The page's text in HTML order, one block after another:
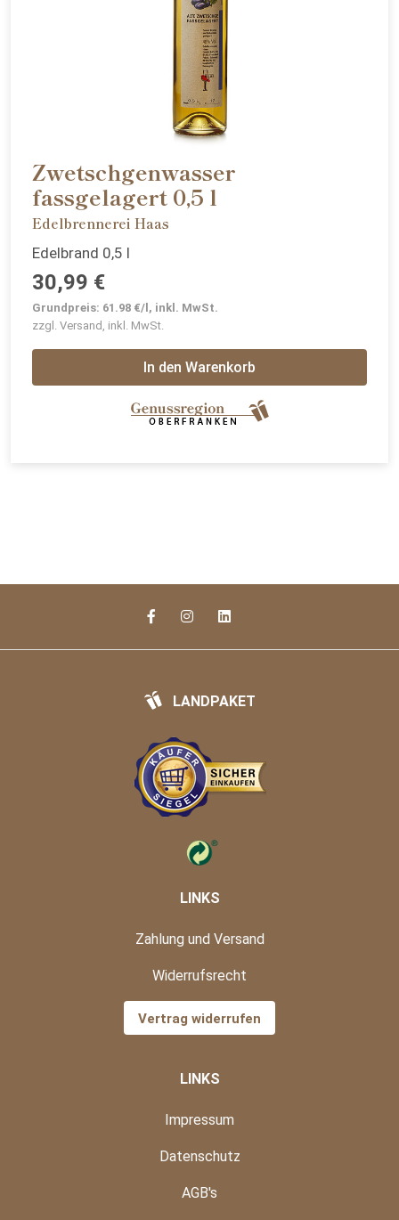
Zwetschgenwasser
fassgelagert 0,5 l
Edelbrennerei Haas
Edelbrand 0,5 l
30,99 €
Grundpreis: 61.98 €/l, inkl. MwSt.
zzgl. Versand, inkl. MwSt.
In den Warenkorb
LANDPAKET
LINKS
Zahlung und Versand
Widerrufsrecht
Vertrag widerrufen
LINKS
Impressum
Datenschutz
AGB's